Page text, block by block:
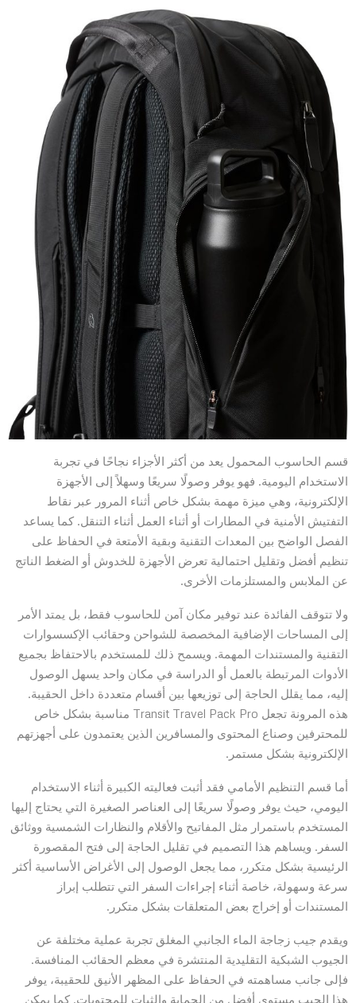
قسم الحاسوب المحمول يعد من أكثر الأجزاء نجاحًا في تجربة
الاستخدام اليومية. فهو يوفر وصولًا سريعًا وسهلاً إلى الأجهزة
الإلكترونية، وهي ميزة مهمة بشكل خاص أثناء المرور عبر نقاط
التفتيش الأمنية في المطارات أو أثناء العمل أثناء التنقل. كما يساعد
الفصل الواضح بين المعدات التقنية وبقية الأمتعة في الحفاظ على
تنظيم أفضل وتقليل احتمالية تعرض الأجهزة للخدوش أو الضغط الناتج
عن الملابس والمستلزمات الأخرى.
ولا تتوقف الفائدة عند توفير مكان آمن للحاسوب فقط، بل يمتد الأمر
إلى المساحات الإضافية المخصصة للشواحن وحقائب الإكسسوارات
التقنية والمستندات المهمة. ويسمح ذلك للمستخدم بالاحتفاظ بجميع
الأدوات المرتبطة بالعمل أو الدراسة في مكان واحد يسهل الوصول
إليه، مما يقلل الحاجة إلى توزيعها بين أقسام متعددة داخل الحقيبة.
هذه المرونة تجعل Transit Travel Pack Pro مناسبة بشكل خاص
للمحترفين وصناع المحتوى والمسافرين الذين يعتمدون على أجهزتهم
الإلكترونية بشكل مستمر.
أما قسم التنظيم الأمامي فقد أثبت فعاليته الكبيرة أثناء الاستخدام
اليومي، حيث يوفر وصولًا سريعًا إلى العناصر الصغيرة التي يحتاج إليها
المستخدم باستمرار مثل المفاتيح والأقلام والنظارات الشمسية ووثائق
السفر. ويساهم هذا التصميم في تقليل الحاجة إلى فتح المقصورة
الرئيسية بشكل متكرر، مما يجعل الوصول إلى الأغراض الأساسية أكثر
سرعة وسهولة، خاصة أثناء إجراءات السفر التي تتطلب إبراز
المستندات أو إخراج بعض المتعلقات بشكل متكرر.
ويقدم جيب زجاجة الماء الجانبي المغلق تجربة عملية مختلفة عن
الجيوب الشبكية التقليدية المنتشرة في معظم الحقائب المنافسة.
فإلى جانب مساهمته في الحفاظ على المظهر الأنيق للحقيبة، يوفر
هذا الجيب مستوى أفضل من الحماية والثبات للمحتويات. كما يمكن